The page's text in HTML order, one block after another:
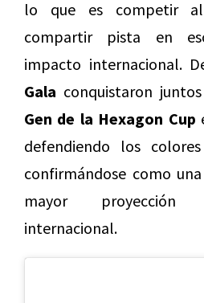
lo que es competir
compartir pista en
impacto internacional.
Gala conquistaron
Gen de la Hexagon Cup
defendiendo los
confirmándose como
mayor proyección
internacional.